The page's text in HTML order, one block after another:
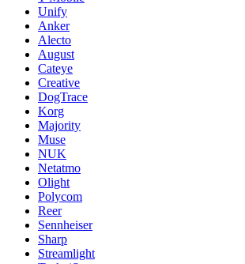
Unify
Anker
Alecto
August
Cateye
Creative
DogTrace
Korg
Majority
Muse
NUK
Netatmo
Olight
Polycom
Reer
Sennheiser
Sharp
Streamlight